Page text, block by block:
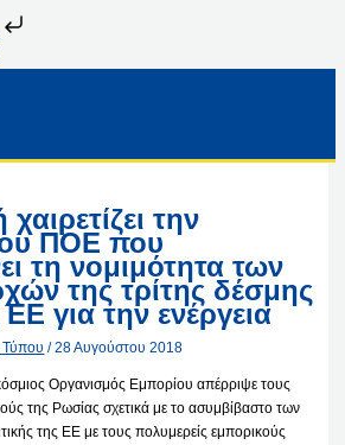
την
ΠΟΕ που
τη νομιμότητα των
της τρίτης δέσμης
για την ενέργεια
Τύπου /28 Αυγούστου 2018
Οργανισμός Εμπορίου απέρριψε τους
της Ρωσίας σχετικά με το ασυμβίβαστο των
της ΕΕ με τους πολυμερείς εμπορικούς